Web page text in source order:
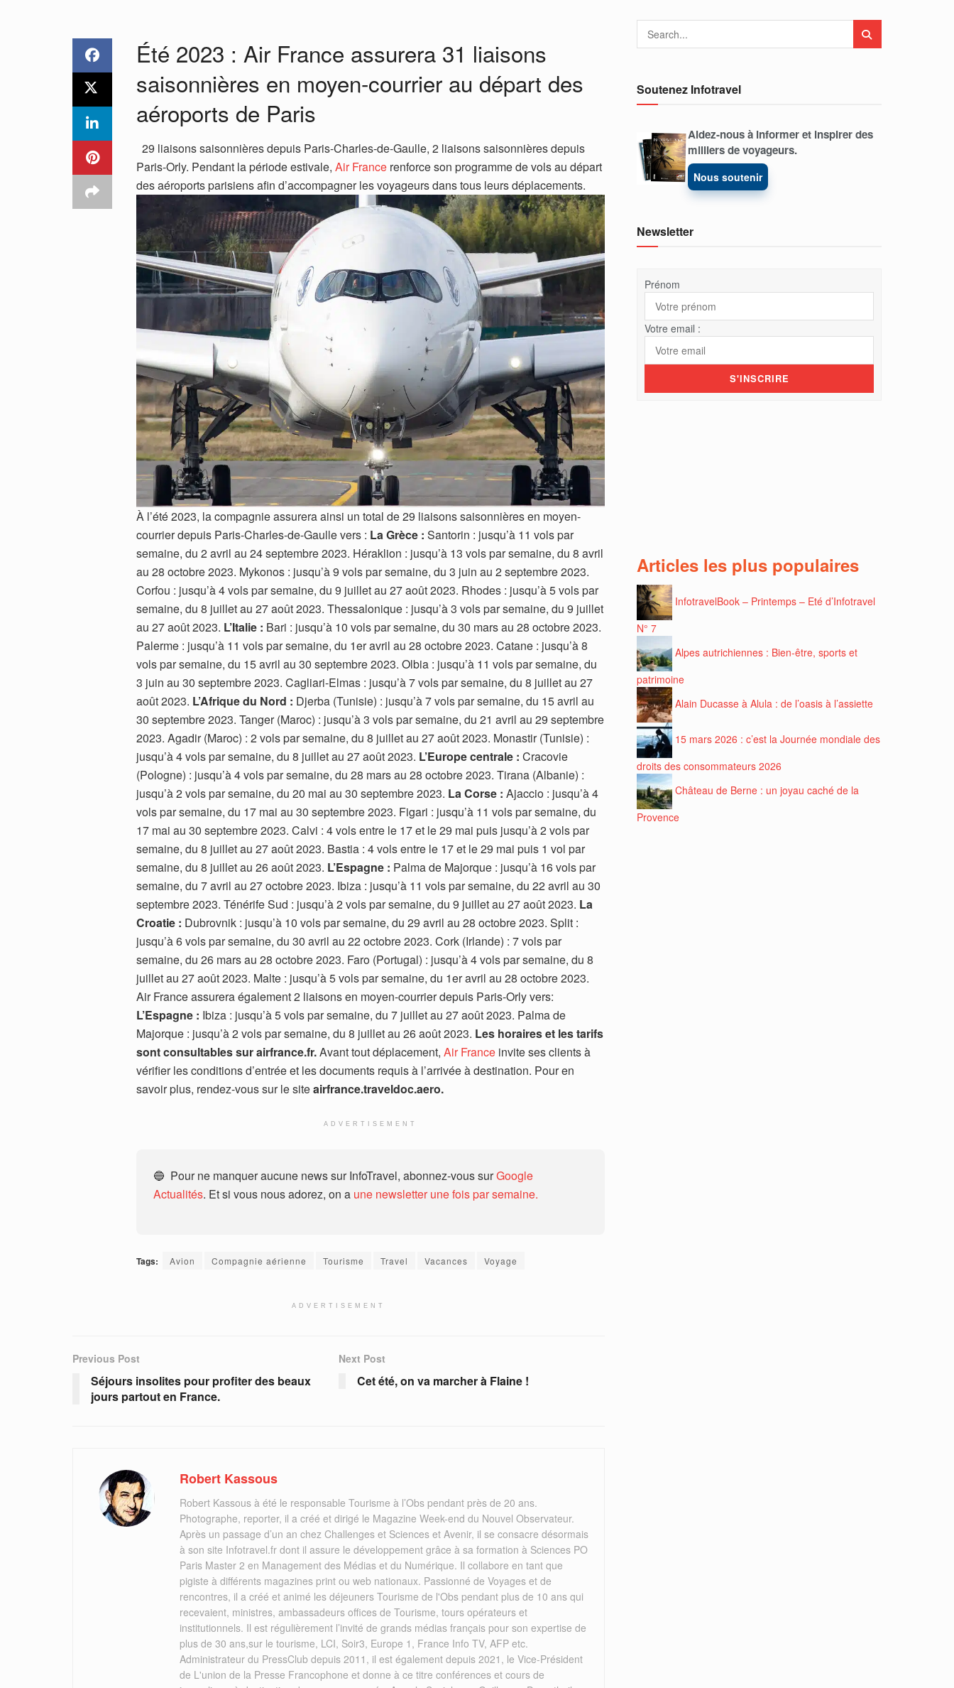
Été 2023 : Air France assurera 31 liaisons
saisonnières en moyen-courrier au départ des
aéroports de Paris
29 liaisons saisonnières depuis Paris-Charles-de-Gaulle, 2 liaisons saisonnières depuis
Paris-Orly. Pendant la période estivale, Air France renforce son programme de vols au départ
des aéroports parisiens afin d’accompagner les voyageurs dans tous leurs déplacements.
À l’été 2023, la compagnie assurera ainsi un total de 29 liaisons saisonnières en moyen-
courrier depuis Paris-Charles-de-Gaulle vers : La Grèce : Santorin : jusqu’à 11 vols par
semaine, du 2 avril au 24 septembre 2023. Héraklion : jusqu’à 13 vols par semaine, du 8 avril
au 28 octobre 2023. Mykonos : jusqu’à 9 vols par semaine, du 3 juin au 2 septembre 2023.
Corfou : jusqu’à 4 vols par semaine, du 9 juillet au 27 août 2023. Rhodes : jusqu’à 5 vols par
semaine, du 8 juillet au 27 août 2023. Thessalonique : jusqu’à 3 vols par semaine, du 9 juillet
au 27 août 2023. L’Italie : Bari : jusqu’à 10 vols par semaine, du 30 mars au 28 octobre 2023.
Palerme : jusqu’à 11 vols par semaine, du 1er avril au 28 octobre 2023. Catane : jusqu’à 8
vols par semaine, du 15 avril au 30 septembre 2023. Olbia : jusqu’à 11 vols par semaine, du
3 juin au 30 septembre 2023. Cagliari-Elmas : jusqu’à 7 vols par semaine, du 8 juillet au 27
août 2023. L’Afrique du Nord : Djerba (Tunisie) : jusqu’à 7 vols par semaine, du 15 avril au
30 septembre 2023. Tanger (Maroc) : jusqu’à 3 vols par semaine, du 21 avril au 29 septembre
2023. Agadir (Maroc) : 2 vols par semaine, du 8 juillet au 27 août 2023. Monastir (Tunisie) :
jusqu’à 4 vols par semaine, du 8 juillet au 27 août 2023. L’Europe centrale : Cracovie
(Pologne) : jusqu’à 4 vols par semaine, du 28 mars au 28 octobre 2023. Tirana (Albanie) :
jusqu’à 2 vols par semaine, du 20 mai au 30 septembre 2023. La Corse : Ajaccio : jusqu’à 4
vols par semaine, du 17 mai au 30 septembre 2023. Figari : jusqu’à 11 vols par semaine, du
17 mai au 30 septembre 2023. Calvi : 4 vols entre le 17 et le 29 mai puis jusqu’à 2 vols par
semaine, du 8 juillet au 27 août 2023. Bastia : 4 vols entre le 17 et le 29 mai puis 1 vol par
semaine, du 8 juillet au 26 août 2023. L’Espagne : Palma de Majorque : jusqu’à 16 vols par
semaine, du 7 avril au 27 octobre 2023. Ibiza : jusqu’à 11 vols par semaine, du 22 avril au 30
septembre 2023. Ténérife Sud : jusqu’à 2 vols par semaine, du 9 juillet au 27 août 2023. La
Croatie : Dubrovnik : jusqu’à 10 vols par semaine, du 29 avril au 28 octobre 2023. Split :
jusqu’à 6 vols par semaine, du 30 avril au 22 octobre 2023. Cork (Irlande) : 7 vols par
semaine, du 26 mars au 28 octobre 2023. Faro (Portugal) : jusqu’à 4 vols par semaine, du 8
juillet au 27 août 2023. Malte : jusqu’à 5 vols par semaine, du 1er avril au 28 octobre 2023.
Air France assurera également 2 liaisons en moyen-courrier depuis Paris-Orly vers:
L’Espagne : Ibiza : jusqu’à 5 vols par semaine, du 7 juillet au 27 août 2023. Palma de
Majorque : jusqu’à 2 vols par semaine, du 8 juillet au 26 août 2023. Les horaires et les tarifs
sont consultables sur airfrance.fr.Avant tout déplacement, Air France invite ses clients à
vérifier les conditions d’entrée et les documents requis à l’arrivée à destination. Pour en
savoir plus, rendez-vous sur le siteairfrance.traveldoc.aero.
ADVERTISEMENT
🔵 Pour ne manquer aucune news sur InfoTravel, abonnez-vous surGoogle
Actualités. Et si vous nous adorez, on a une newsletter une fois par semaine.
Tags: Avion Compagnie aérienne Tourisme Travel Vacances Voyage
ADVERTISEMENT
Previous Post
Séjours insolites pour profiter des beaux
jours partout en France.
Next Post
Cet été, on va marcher à Flaine !
Robert Kassous
Robert Kassous à été le responsable Tourisme à l’Obs pendant près de 20 ans.
Photographe, reporter, il a créé et dirigé le Magazine Week-end du Nouvel Observateur.
Après un passage d’un an chez Challenges et Sciences et Avenir, il se consacre désormais
à son site Infotravel.fr dont il assure le développement grâce à sa formation à Sciences PO
Paris Master 2 en Management des Médias et du Numérique. Il collabore en tant que
pigiste à différents magazines print ou web nationaux. Passionné de Voyages et de
rencontres, il a créé et animé les déjeuners Tourisme de l'Obs pendant plus de 10 ans qui
recevaient, ministres, ambassadeurs offices de Tourisme, tours opérateurs et
institutionnels. Il est régulièrement l’invité de grands médias français pour son expertise de
plus de 30 ans,sur le tourisme, LCI, Soir3, Europe 1, France Info TV, AFP etc.
Administrateur du PressClub depuis 2011, il est également depuis 2021, le Vice-Président
de L'union de la Presse Francophone et donne à ce titre conférences et cours de
Soutenez Infotravel
Aidez-nous à informer et inspirer des
milliers de voyageurs.
Nous soutenir
Newsletter
Prénom
Votre email :
Articles les plus populaires
InfotravelBook – Printemps – Eté d’Infotravel
N° 7
Alpes autrichiennes : Bien-être, sports et
patrimoine
Alain Ducasse à Alula : de l’oasis à l’assiette
15 mars 2026 : c’est la Journée mondiale des
droits des consommateurs 2026
Château de Berne : un joyau caché de la
Provence